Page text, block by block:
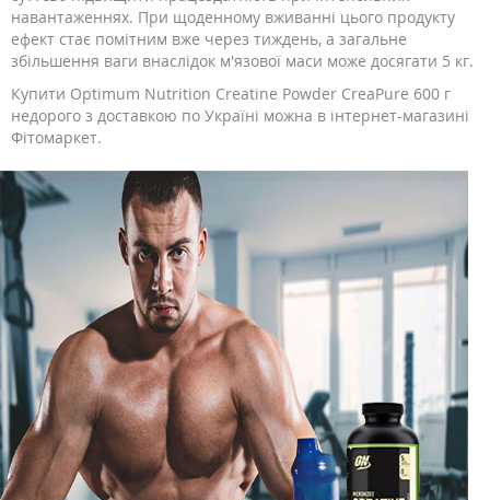
навантаженнях. При щоденному вживанні цього продукту
ефект стає помітним вже через тиждень, а загальне
збільшення ваги внаслідок м'язової маси може досягати 5 кг.
Купити Optimum Nutrition Creatine Powder CreaPure 600 г
недорого з доставкою по Україні можна в інтернет-магазині
Фітомаркет.